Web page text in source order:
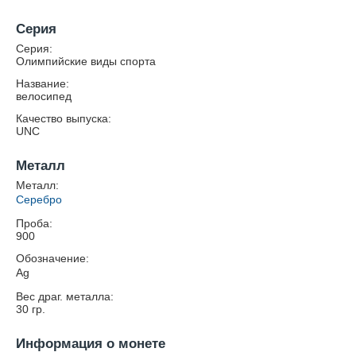
Серия
Серия:
Олимпийские виды спорта
Название:
велосипед
Качество выпуска:
UNC
Металл
Металл:
Серебро
Проба:
900
Обозначение:
Ag
Вес драг. металла:
30 гр.
Информация о монете